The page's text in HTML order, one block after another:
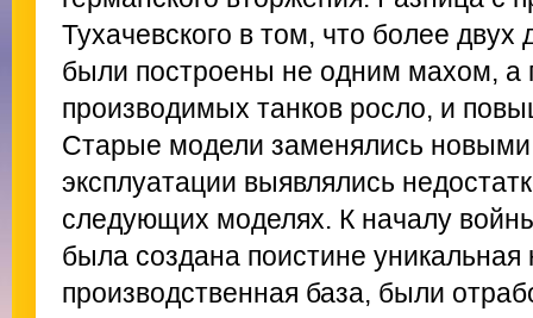
Тухачевского в том, что более двух
были построены не одним махом, а
производимых танков росло, и
Старые модели заменялись
эксплуатации выявлялись
следующих моделях. К началу
была создана поистине уникальная
производственная база, были